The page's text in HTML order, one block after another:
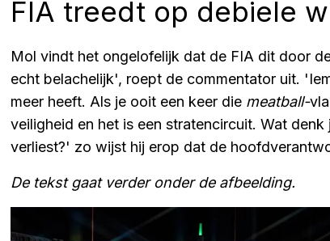
FIA treedt op debiele
Mol vindt het ongelofelijk dat de FIA dit door
echt belachelijk', roept de commentator uit.
meer heeft. Als je ooit een keer die meatball-
veiligheid en het is een stratencircuit. Wat
verliest?' zo wijst hij erop dat de
De tekst gaat verder onder de afbeelding.